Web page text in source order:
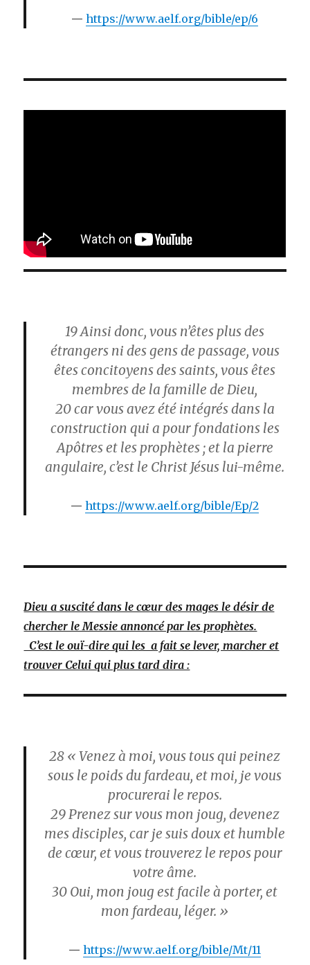
https://www.aelf.org/bible/ep/6
19Ainsi donc, vous n’êtes plus des
étrangers ni des gens de passage, vous
êtes concitoyens des saints, vous êtes
membres de la famille de Dieu,
20car vous avez été intégrés dans la
construction qui a pour fondations les
Apôtres et les prophètes ; et la pierre
angulaire, c’est le Christ Jésus lui-même.
https://www.aelf.org/bible/Ep/2
Dieu a suscité dans le cœur des mages le désir de
chercher le Messie annoncé par les prophètes.
C’est le ouï-dire qui les a fait se lever, marcher et
trouver Celui qui plus tard dira :
28 « Venez à moi, vous tous qui peinez
sous le poids du fardeau, et moi, je vous
procurerai le repos.
29Prenez sur vous mon joug, devenez
mes disciples, car je suis doux et humble
de cœur, et vous trouverez le repos pour
votre âme.
30 Oui, mon joug est facile à porter, et
mon fardeau, léger. »
https://www.aelf.org/bible/Mt/11